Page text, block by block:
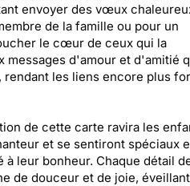
envoyer des vœux
de la famille ou pour un
le cœur de ceux qui la
messages d'amour et d'amitié
les liens encore plus
de cette carte ravira les
et se sentiront spéciaux
leur bonheur. Chaque détail
de douceur et de joie, éveillant